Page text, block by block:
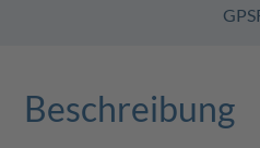
Beschreibung